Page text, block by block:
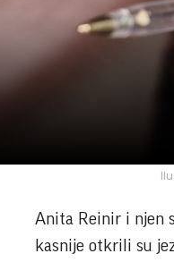
Anita Reinir i njen
kasnije otkrili su